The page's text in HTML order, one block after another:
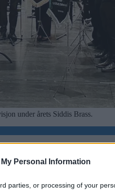
Personal Information
parties, or processing of your
under årets Siddis Brass.